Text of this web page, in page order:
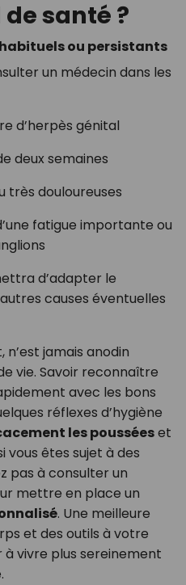
santé ?
ou persistants
un médecin dans les
d’herpès génital
deux semaines
très douloureuses
fatigue importante ou
d’adapter le
causes éventuelles
n’est jamais anodin
vie. Savoir reconnaître
avec les bons
réflexes d’hygiène
les pousséeset
vous êtes sujet à des
pas à consulter un
mettre en place un
. Une meilleure
et des outils à votre
vivre plus sereinement